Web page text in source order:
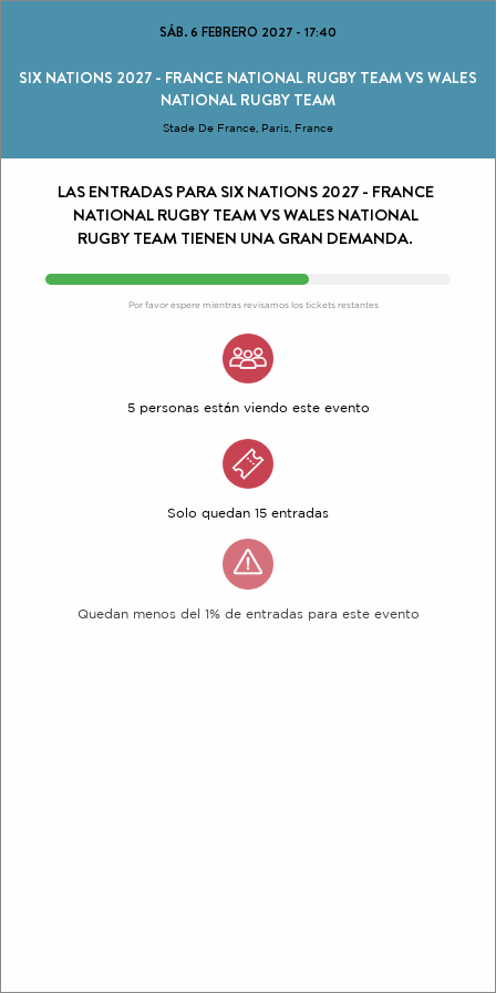
SÁB. 6 FEBRERO 2027 - 17:40
SIX NATIONS 2027 - FRANCE NATIONAL RUGBY TEAM VS WALES
NATIONAL RUGBY TEAM
Stade De France, Paris, France
LAS ENTRADAS PARA SIX NATIONS 2027 - FRANCE
NATIONAL RUGBY TEAM VS WALES NATIONAL
RUGBY TEAM TIENEN UNA GRAN DEMANDA.
Por favor espere mientras revisamos los tickets restantes
5 personas están viendo este evento
Solo quedan 15 entradas
Quedan menos del 1% de entradas para este evento